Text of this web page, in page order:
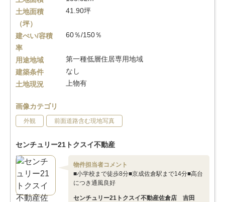
土地面積
（坪）
41.90坪
建ぺい/容積
率
60％/150％
用途地域
第一種低層住居専用地域
建築条件
なし
土地現況
上物有
画像カテゴリ
外観 前面道路含む現地写真
センチュリー21トクスイ不動産
物件担当者コメント
■小学校まで徒歩8分■京成佐倉駅まで14分■高台
につき通風良好
センチュリー21トクスイ不動産佐倉店 吉田